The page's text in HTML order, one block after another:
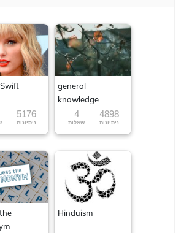
5176
ניסיונות
general
knowledge
4
שאלות
4898
ניסיונות
Hinduism